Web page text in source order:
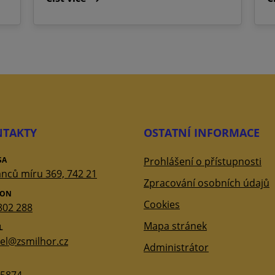
míru 369, 742 21
288
OSTATNÍ INFORMACE
Prohlášení o přístupnosti
Zpracování osobních údajů
Cookies
Mapa stránek
Administrátor